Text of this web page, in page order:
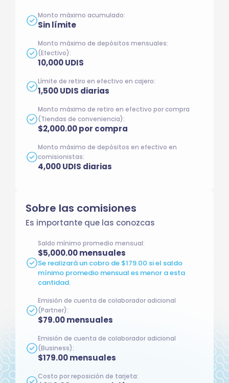
Monto máximo acumulado:
Sin límite
Monto máximo de depósitos mensuales:
(Efectivo):
10,000 UDIS
Límite de retiro en efectivo en cajero:
1,500 UDIS diarias
Monto máximo de retiro en efectivo por compra
(Tiendas de conveniencia):
$2,000.00 por compra
Monto máximo de depósitos en efectivo en
comisionistas:
4,000 UDIS diarias
Sobre las comisiones
Es importante que las conozcas
Saldo mínimo promedio mensual:
$5,000.00 mensuales
Se realizará un cobro de $179.00 si el saldo
mínimo promedio mensual es menor a esta
cantidad.
Emisión de cuenta de colaborador adicional
(Partner):
$79.00 mensuales
Emisión de cuenta de colaborador adicional
(Business):
$179.00 mensuales
Costo por reposición de tarjeta: